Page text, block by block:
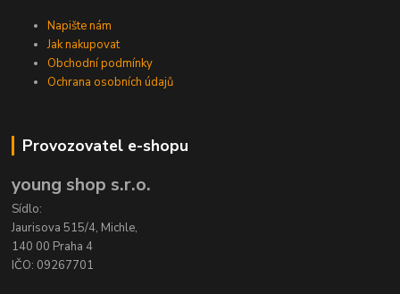
Napište nám
Jak nakupovat
Obchodní podmínky
Ochrana osobních údajů
Provozovatel e-shopu
young shop s.r.o.
Sídlo:
Jaurisova 515/4, Michle,
140 00 Praha 4
IČO: 09267701